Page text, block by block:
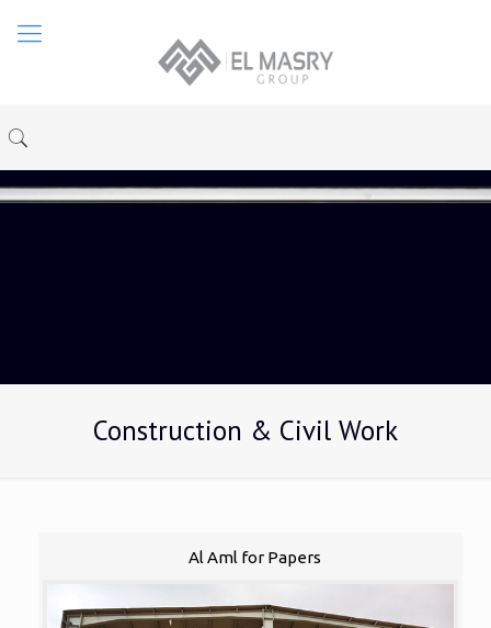
Construction & Civil Work
Al Aml for Papers